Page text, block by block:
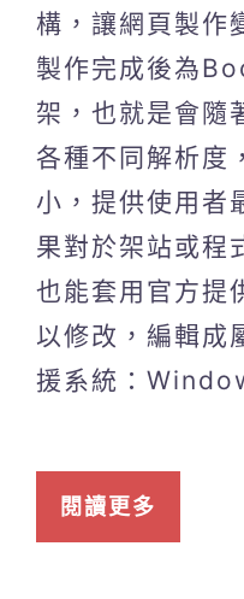
構，讓網頁製作
製作完成後為
架，也就是會隨
各種不同解析度
小，提供使用者
果對於架站或程
也能套用官方提
以修改，編輯成
援系統：
閱讀更多